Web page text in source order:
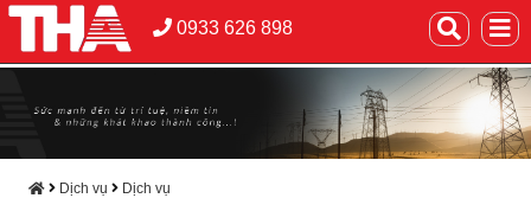
0933 626 898
Dịch vụ Dịch vụ